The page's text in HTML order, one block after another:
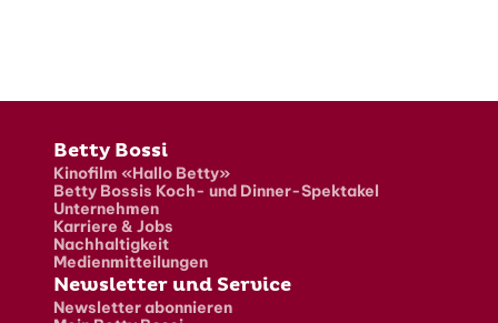
Fusszeile
Betty Bossi
Kinofilm «Hallo Betty»
Betty Bossis Koch- und Dinner-Spektakel
Unternehmen
Karriere & Jobs
Nachhaltigkeit
Medienmitteilungen
Newsletter und Service
Newsletter abonnieren